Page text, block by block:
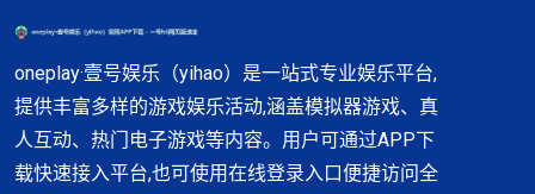
oneplay·壹号娱乐（yihao）是一站式专业娱乐平台,
提供丰富多样的游戏娱乐活动,涵盖模拟器游戏、真
人互动、热门电子游戏等内容。用户可通过APP下
载快速接入平台,也可使用在线登录入口便捷访问全